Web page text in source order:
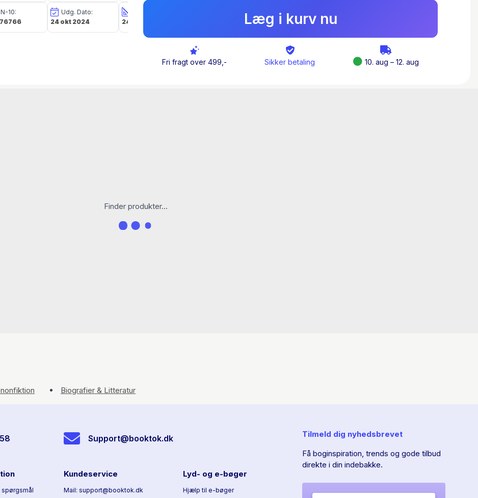
10:
Udg. Dato:
24 okt 2024
24,8 x 17,7 x 2,8
truede dyr. Om pludselige overraskelser og farlige situationer. Om
kærligheden. Og om kampen for at vende tilbage til livet – der aldrig
bliver det samme, men leves fuldt ud.
What You Love – You Will Protect
Læg i kurv nu
Fri fragt over 499,- Sikker betaling 10. aug – 12. aug
Finder produkter...
Biografier & Litteratur
Support@booktok.dk
Kundeservice
Mail: support@booktok.dk
Lyd- og e-bøger
Hjælp til e-bøger
Tilmeld dig nyhedsbrevet
Få boginspiration, trends og gode tilbud
direkte i din indebakke.